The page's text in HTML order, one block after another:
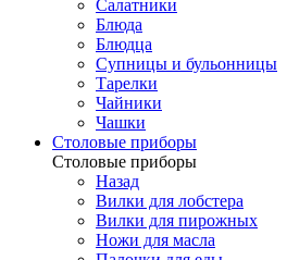
Салатники
Блюда
Блюдца
Супницы и бульонницы
Тарелки
Чайники
Чашки
Cтоловые приборы
Cтоловые приборы
Назад
Вилки для лобстера
Вилки для пирожных
Ножи для масла